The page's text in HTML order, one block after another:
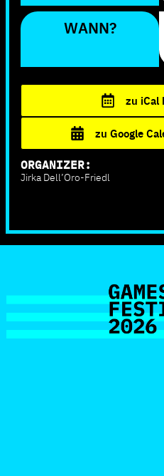
WANN?
zu iCal
zu Google
ORGANIZER:
Jirka Dell’Oro-Friedl